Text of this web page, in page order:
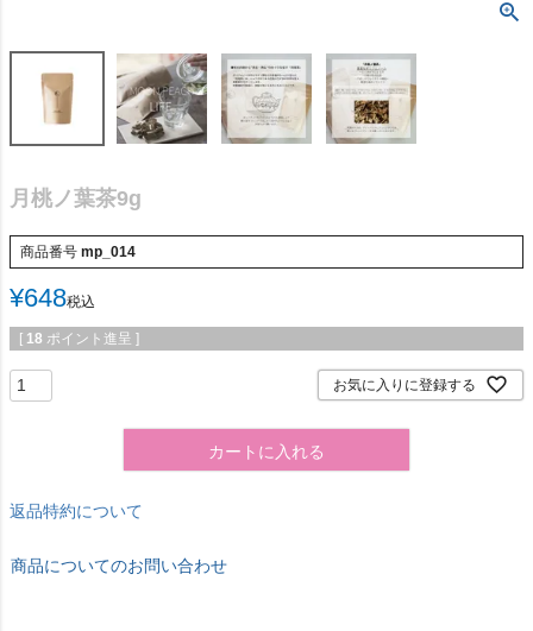
月桃ノ葉茶9g
商品番号 mp_014
¥648税込
[ 18 ポイント進呈 ]
お気に入りに登録する
カートに入れる
返品特約について
商品についてのお問い合わせ